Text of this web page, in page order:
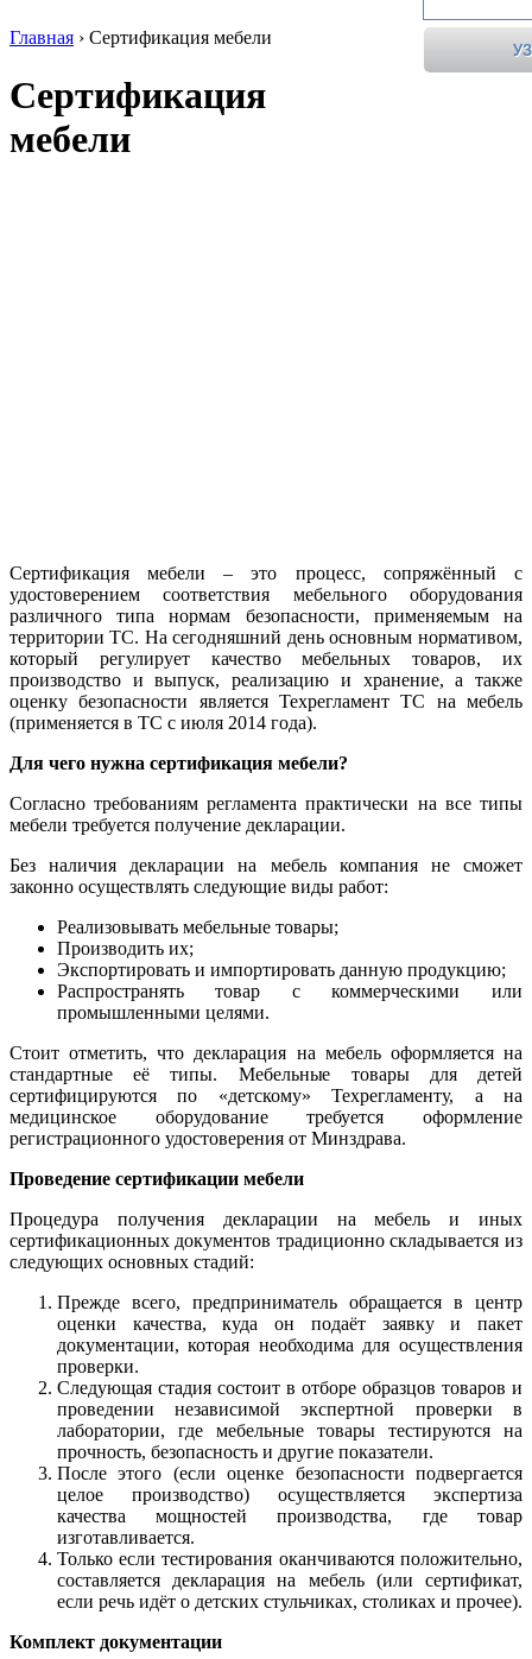
Главная › Сертификация мебели
Сертификация
мебели
Сертификация мебели – это процесс, сопряжённый с
удостоверением соответствия мебельного оборудования
различного типа нормам безопасности, применяемым на
территории ТС. На сегодняшний день основным нормативом,
который регулирует качество мебельных товаров, их
производство и выпуск, реализацию и хранение, а также
оценку безопасности является Техрегламент ТС на мебель
(применяется в ТС с июля 2014 года).
Для чего нужна сертификация мебели?
Согласно требованиям регламента практически на все типы
мебели требуется получение декларации.
Без наличия декларации на мебель компания не сможет
законно осуществлять следующие виды работ:
Реализовывать мебельные товары;
Производить их;
Экспортировать и импортировать данную продукцию;
Распространять товар с коммерческими или
промышленными целями.
Стоит отметить, что декларация на мебель оформляется на
стандартные её типы. Мебельные товары для детей
сертифицируются по «детскому» Техрегламенту, а на
медицинское оборудование требуется оформление
регистрационного удостоверения от Минздрава.
Проведение сертификации мебели
Процедура получения декларации на мебель и иных
сертификационных документов традиционно складывается из
следующих основных стадий:
Прежде всего, предприниматель обращается в центр
оценки качества, куда он подаёт заявку и пакет
документации, которая необходима для осуществления
проверки.
Следующая стадия состоит в отборе образцов товаров и
проведении независимой экспертной проверки в
лаборатории, где мебельные товары тестируются на
прочность, безопасность и другие показатели.
После этого (если оценке безопасности подвергается
целое производство) осуществляется экспертиза
качества мощностей производства, где товар
изготавливается.
Только если тестирования оканчиваются положительно,
составляется декларация на мебель (или сертификат,
если речь идёт о детских стульчиках, столиках и прочее).
Комплект документации